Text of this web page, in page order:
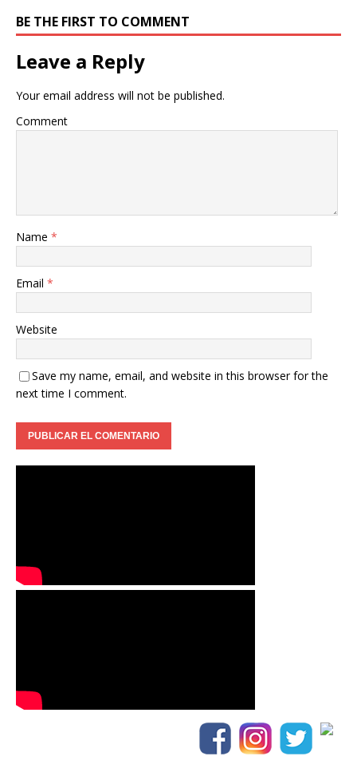
BE THE FIRST TO COMMENT
Leave a Reply
Your email address will not be published.
Comment
Name *
Email *
Website
Save my name, email, and website in this browser for the
next time I comment.